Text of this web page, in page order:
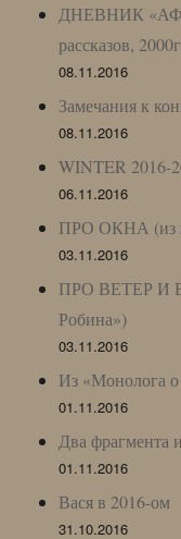
ДНЕВНИК
рассказов,
08.11.2016
Замечания к
08.11.2016
WINTER 2016-
06.11.2016
ПРО ОКНА (из
03.11.2016
ПРО ВЕТЕР И
Робина»)
03.11.2016
Из «Монолога
01.11.2016
Два
01.11.2016
Вася в 2016-ом
31.10.2016